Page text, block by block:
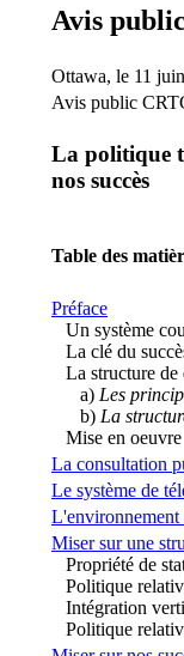
Avis public
Ottawa, le 11
Avis public
La politique
nos succès
Table des
Préface
Un système
La clé du
La structure de
a) Les
b) La
Mise en oeuvre
La consultation
Le système de
L'environnement
Miser sur une
Propriété de
Politique
Intégration
Politique